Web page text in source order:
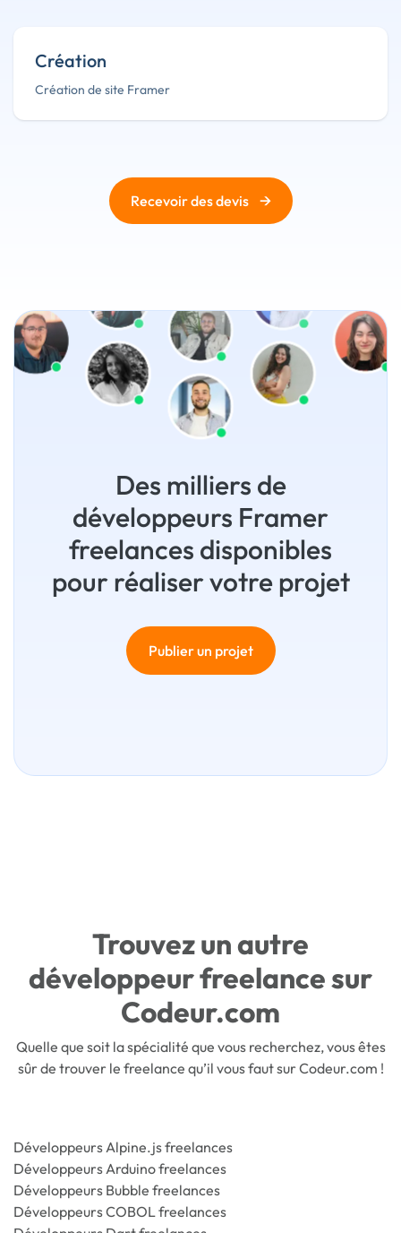
Création
Création de site Framer
Recevoir des devis →
Des milliers de
développeurs Framer
freelances disponibles
pour réaliser votre projet
Publier un projet
Trouvez un autre
développeur freelance sur
Codeur.com
Quelle que soit la spécialité que vous recherchez, vous êtes
sûr de trouver le freelance qu’il vous faut sur Codeur.com !
Développeurs Alpine.js freelances
Développeurs Arduino freelances
Développeurs Bubble freelances
Développeurs COBOL freelances